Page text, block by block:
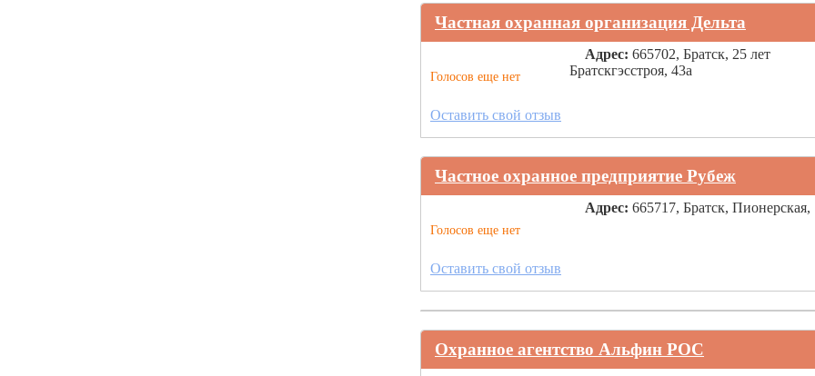
Частная охранная организация Дельта
Голосов еще нет
Адрес: 665702, Братск, 25 лет
Братскгэсстроя, 43а
Оставить свой отзыв
Частное охранное предприятие Рубеж
Голосов еще нет
Адрес: 665717, Братск, Пионерская,
Оставить свой отзыв
Охранное агентство Альфин РОС